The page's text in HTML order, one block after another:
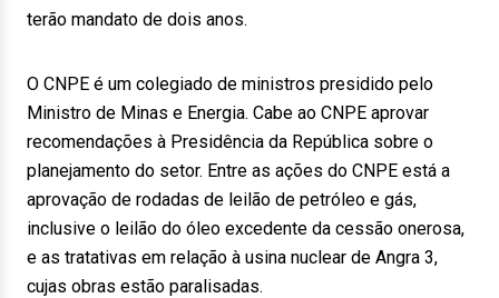
terão mandato de dois anos.
O CNPE é um colegiado de ministros presidido pelo
Ministro de Minas e Energia. Cabe ao CNPE aprovar
recomendações à Presidência da República sobre o
planejamento do setor. Entre as ações do CNPE está a
aprovação de rodadas de leilão de petróleo e gás,
inclusive o leilão do óleo excedente da cessão onerosa,
e as tratativas em relação à usina nuclear de Angra 3,
cujas obras estão paralisadas.